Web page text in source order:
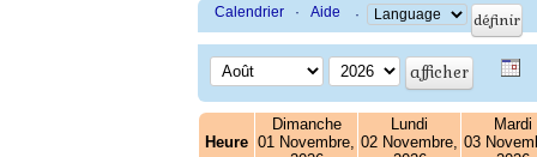
Calendrier · Aide ·
Heure
Dimanche
01 Novembre,
Lundi
02 Novembre,
Mardi
03